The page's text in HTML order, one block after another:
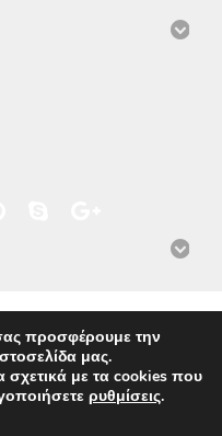
Φωτογραφίες
Επικοινωνία
προσφέρουμε την
μας.
σχετικά με τα cookies που
ρυθμίσεις.